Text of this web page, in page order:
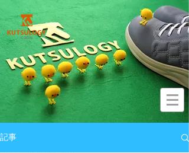
記事